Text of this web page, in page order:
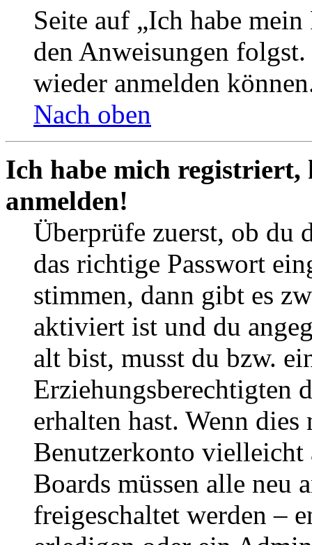
Seite auf „Ich habe
den Anweisungen
wieder anmelden
Nach oben
Ich habe mich
anmelden!
Überprüfe zuerst, ob du
das richtige Passwort
stimmen, dann gibt es
aktiviert ist und du
alt bist, musst du bzw.
Erziehungsberechtigten
erhalten hast. Wenn
Benutzerkonto
Boards müssen alle neu
freigeschaltet werden –